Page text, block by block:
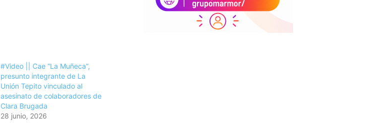
#Video || Cae “La Muñeca”,
presunto integrante de La
Unión Tepito vinculado al
asesinato de colaboradores de
Clara Brugada
28 junio, 2026